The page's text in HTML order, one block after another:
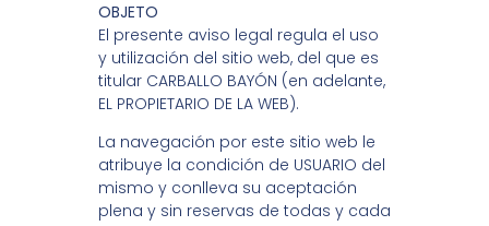
OBJETO
El presente aviso legal regula el uso
y utilización del sitio web, del que es
titular CARBALLO BAYÓN (en adelante,
EL PROPIETARIO DE LA WEB).
La navegación por este sitio web le
atribuye la condición de USUARIO del
mismo y conlleva su aceptación
plena y sin reservas de todas y cada